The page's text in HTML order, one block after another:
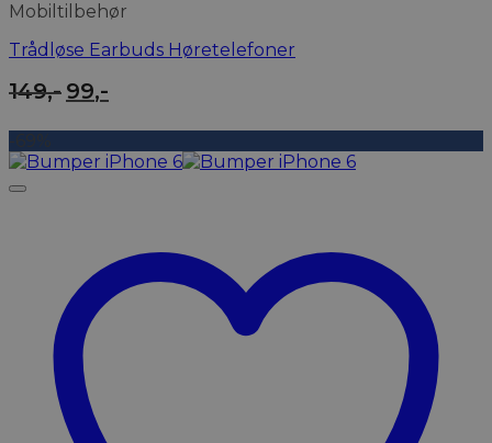
Mobiltilbehør
Trådløse Earbuds Høretelefoner
149,- Den
oprindelige
pris
var:
149,-.
99,-
aktuelle
pris
er:
99,-.
-69%